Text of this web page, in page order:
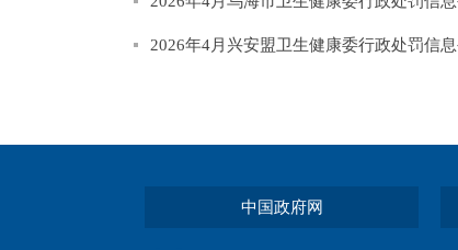
2026年4月兴安盟卫生健康委行政处罚信
中国政府网